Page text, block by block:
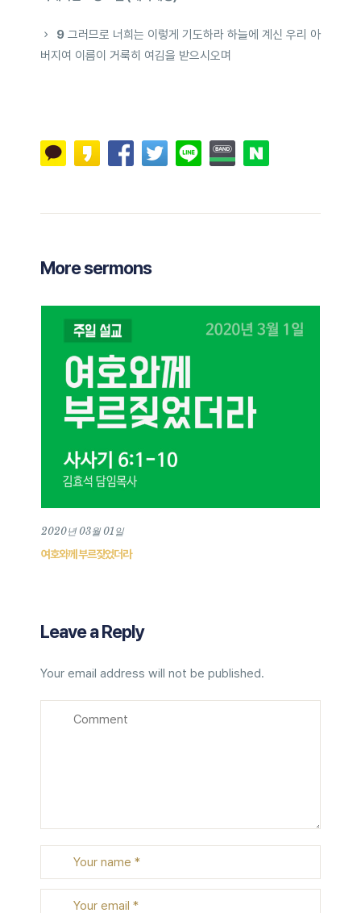
9그러므로 너희는 이렇게 기도하라 하늘에 계신 우리 아
버지여 이름이 거룩히 여김을 받으시오며
More sermons
2020년 03월 01일
여호와께 부르짖었더라
Leave a Reply
Your email address will not be published.